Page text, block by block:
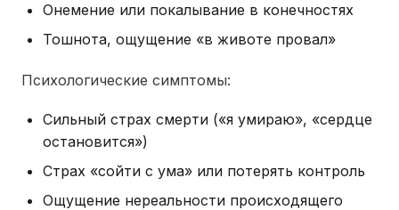
Онемение или покалывание в конечностях
Тошнота, ощущение «в животе провал»
Психологические симптомы:
Сильный страх смерти («я умираю», «сердце
остановится»)
Страх «сойти с ума» или потерять контроль
Ощущение нереальности происходящего